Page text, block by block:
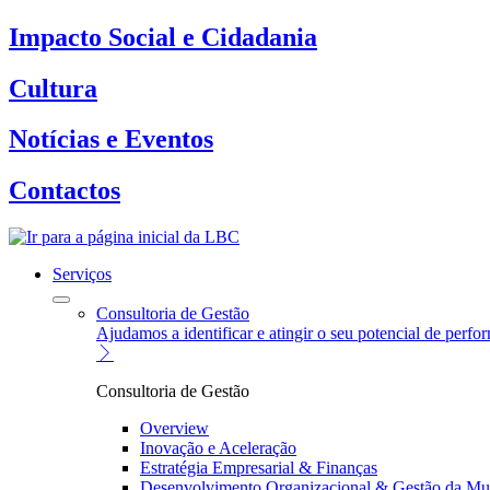
Impacto Social e Cidadania
Cultura
Notícias e Eventos
Contactos
Serviços
Consultoria de Gestão
Ajudamos a identificar e atingir o seu potencial de
Consultoria de Gestão
Overview
Inovação e Aceleração
Estratégia Empresarial & Finanças